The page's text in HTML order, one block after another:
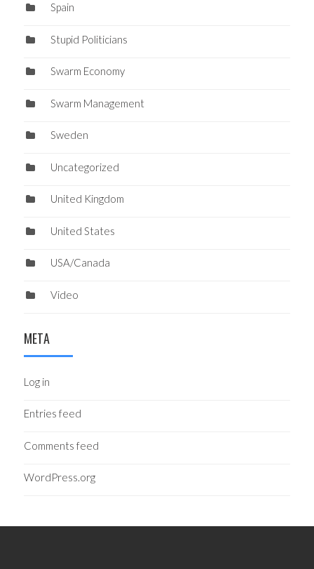
Spain
Stupid Politicians
Swarm Economy
Swarm Management
Sweden
Uncategorized
United Kingdom
United States
USA/Canada
Video
META
Log in
Entries feed
Comments feed
WordPress.org